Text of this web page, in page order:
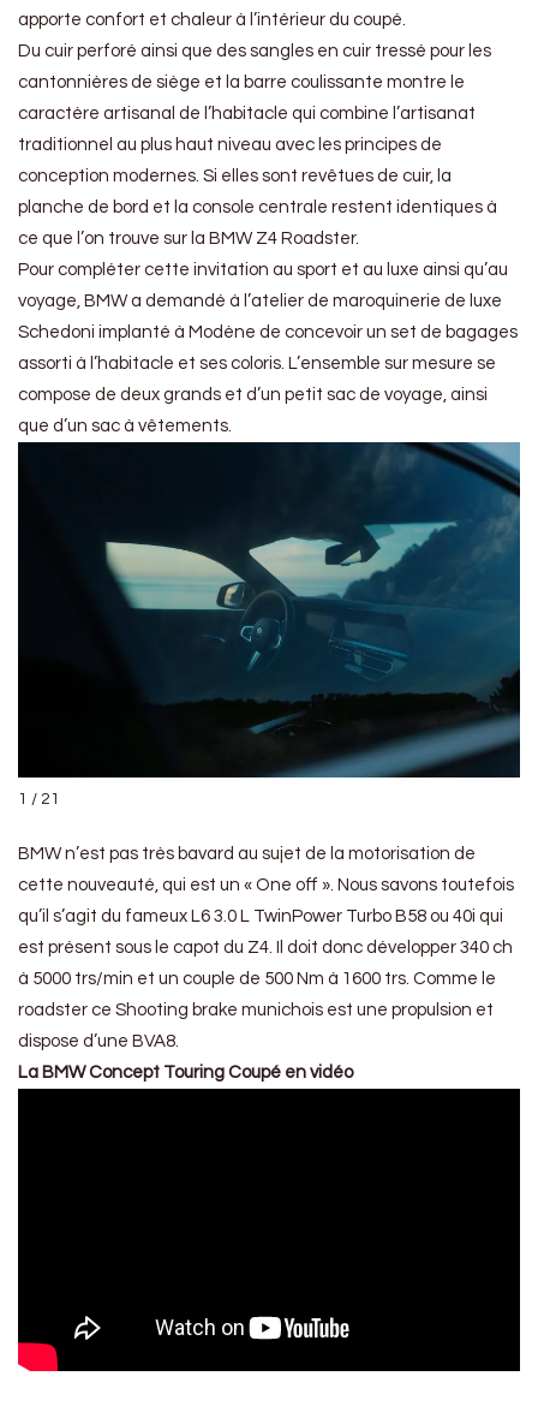
apporte confort et chaleur à l’intérieur du coupé.
Du cuir perforé ainsi que des sangles en cuir tressé pour les
cantonnières de siège et la barre coulissante montre le
caractère artisanal de l’habitacle qui combine l’artisanat
traditionnel au plus haut niveau avec les principes de
conception modernes. Si elles sont revêtues de cuir, la
planche de bord et la console centrale restent identiques à
ce que l’on trouve sur la BMW Z4 Roadster.
Pour compléter cette invitation au sport et au luxe ainsi qu’au
voyage, BMW a demandé à l’atelier de maroquinerie de luxe
Schedoni implanté à Modène de concevoir un set de bagages
assorti à l’habitacle et ses coloris. L’ensemble sur mesure se
compose de deux grands et d’un petit sac de voyage, ainsi
que d’un sac à vêtements.
1 / 21
BMW n’est pas très bavard au sujet de la motorisation de
cette nouveauté, qui est un « One off ». Nous savons toutefois
qu’il s’agit du fameux L6 3.0 L TwinPower Turbo B58 ou 40i qui
est présent sous le capot du Z4. Il doit donc développer 340 ch
à 5000 trs/min et un couple de 500 Nm à 1600 trs. Comme le
roadster ce Shooting brake munichois est une propulsion et
dispose d’une BVA8.
La BMW Concept Touring Coupé en vidéo